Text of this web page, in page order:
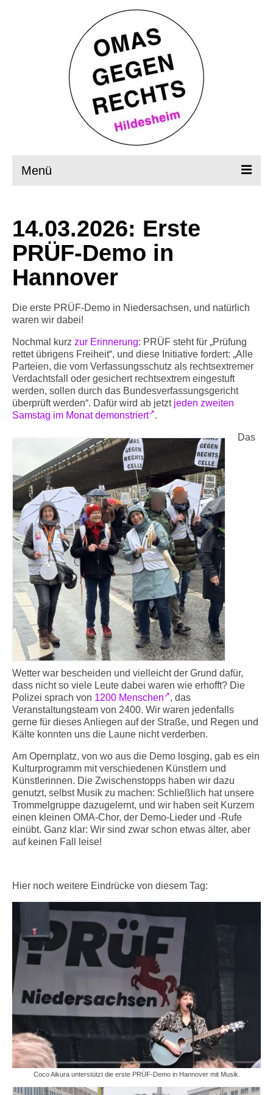
Menü
Wer, wie, was?
OMAS in Aktion
Info-Links gegen Rechts
14.03.2026: Erste
PRÜF-Demo in
Hannover
Die erste PRÜF-Demo in Niedersachsen, und natürlich
waren wir dabei!
Nochmal kurz zur Erinnerung: PRÜF steht für „Prüfung
rettet übrigens Freiheit“, und diese Initiative fordert: „Alle
Parteien, die vom Verfassungsschutz als rechtsextremer
Verdachtsfall oder gesichert rechtsextrem eingestuft
werden, sollen durch das Bundesverfassungsgericht
überprüft werden“. Dafür wird ab jetzt jeden zweiten
Samstag im Monat demonstriert
.
Das
Wetter war bescheiden und vielleicht der Grund dafür,
dass nicht so viele Leute dabei waren wie erhofft? Die
Polizei sprach von 1200 Menschen
, das
Veranstaltungsteam von 2400. Wir waren jedenfalls
gerne für dieses Anliegen auf der Straße, und Regen und
Kälte konnten uns die Laune nicht verderben.
Am Opernplatz, von wo aus die Demo losging, gab es ein
Kulturprogramm mit verschiedenen Künstlern und
Künstlerinnen. Die Zwischenstopps haben wir dazu
genutzt, selbst Musik zu machen: Schließlich hat unsere
Trommelgruppe dazugelernt, und wir haben seit Kurzem
einen kleinen OMA-Chor, der Demo-Lieder und -Rufe
einübt. Ganz klar: Wir sind zwar schon etwas älter, aber
auf keinen Fall leise!
Hier noch weitere Eindrücke von diesem Tag:
Coco Aikura unterstützt die erste PRÜF-Demo in Hannover mit Musik.